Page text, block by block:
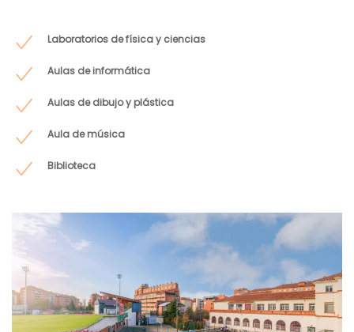
Laboratorios de física y ciencias
Aulas de informática
Aulas de dibujo y plástica
Aula de música
Biblioteca